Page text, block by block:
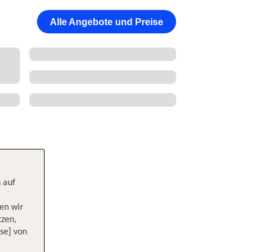
Alle Angebote und Preise
auf
wir
von